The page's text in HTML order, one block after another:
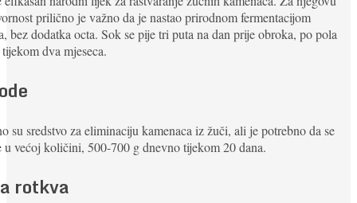
prilično je važno da je nastao prirodnom fermentacijom
bez dodatka octa. Sok se pije tri puta na dan prije obroka, po pola
dva mjeseca.
su sredstvo za eliminaciju kamenaca iz žuči, ali je potrebno da se
u većoj količini, 500-700 g dnevno tijekom 20 dana.
rotkva